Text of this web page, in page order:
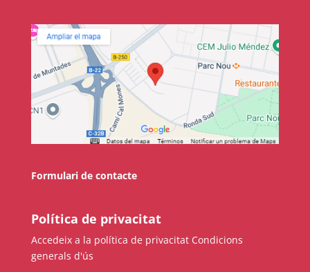
Formulari de contacte
Política de privacitat
Accedeix a la política de privacitat Condicions
generals d'ús